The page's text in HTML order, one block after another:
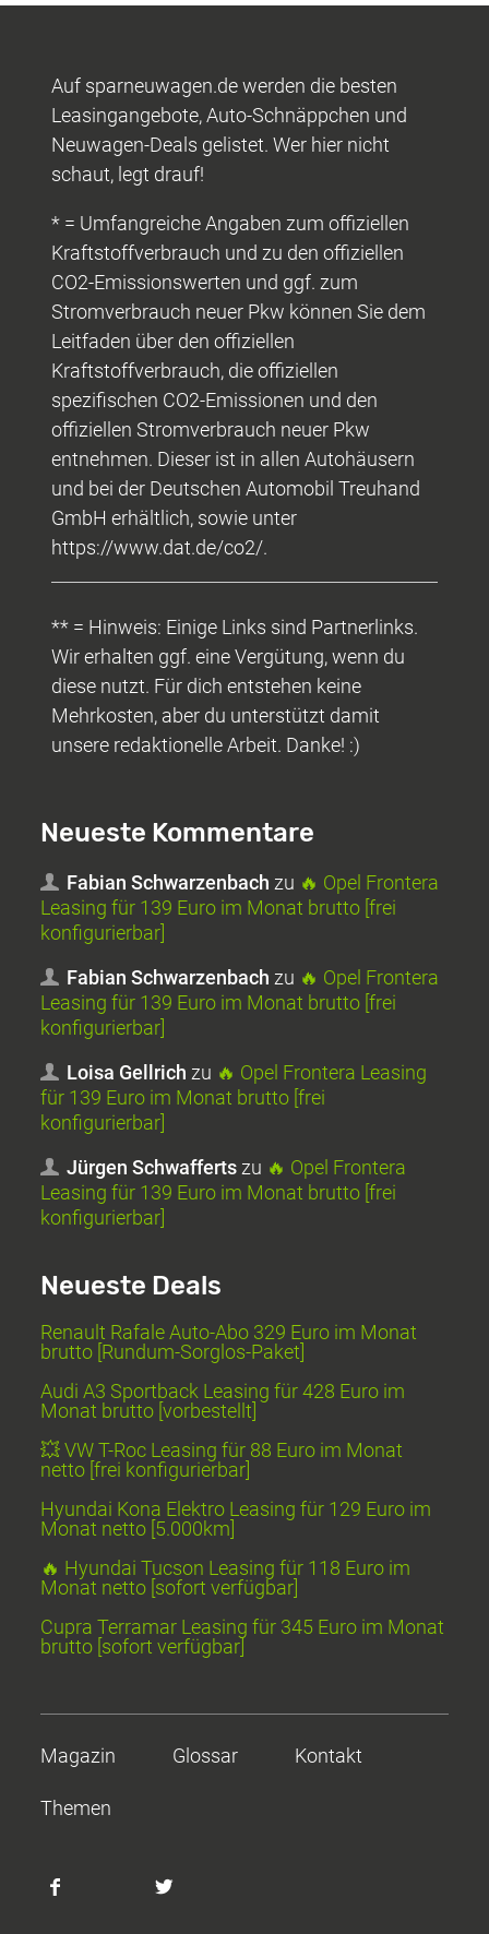
Auf sparneuwagen.de werden die besten
Leasingangebote, Auto-Schnäppchen und
Neuwagen-Deals gelistet. Wer hier nicht
schaut, legt drauf!
* = Umfangreiche Angaben zum offiziellen
Kraftstoffverbrauch und zu den offiziellen
CO2-Emissionswerten und ggf. zum
Stromverbrauch neuer Pkw können Sie dem
Leitfaden über den offiziellen
Kraftstoffverbrauch, die offiziellen
spezifischen CO2-Emissionen und den
offiziellen Stromverbrauch neuer Pkw
entnehmen. Dieser ist in allen Autohäusern
und bei der Deutschen Automobil Treuhand
GmbH erhältlich, sowie unter
https://www.dat.de/co2/.
** = Hinweis: Einige Links sind Partnerlinks.
Wir erhalten ggf. eine Vergütung, wenn du
diese nutzt. Für dich entstehen keine
Mehrkosten, aber du unterstützt damit
unsere redaktionelle Arbeit. Danke! :)
Neueste Kommentare
Fabian Schwarzenbach zu 🔥 Opel Frontera
Leasing für 139 Euro im Monat brutto [frei
konfigurierbar]
Fabian Schwarzenbach zu 🔥 Opel Frontera
Leasing für 139 Euro im Monat brutto [frei
konfigurierbar]
Loisa Gellrich zu 🔥 Opel Frontera Leasing
für 139 Euro im Monat brutto [frei
konfigurierbar]
Jürgen Schwaffertszu 🔥 Opel Frontera
Leasing für 139 Euro im Monat brutto [frei
konfigurierbar]
Neueste Deals
Renault Rafale Auto-Abo 329 Euro im Monat
brutto [Rundum-Sorglos-Paket]
Audi A3 Sportback Leasing für 428 Euro im
Monat brutto [vorbestellt]
💥 VW T-Roc Leasing für 88 Euro im Monat
netto [frei konfigurierbar]
Hyundai Kona Elektro Leasing für 129 Euro im
Monat netto [5.000km]
🔥 Hyundai Tucson Leasing für 118 Euro im
Monat netto [sofort verfügbar]
Cupra Terramar Leasing für 345 Euro im Monat
brutto [sofort verfügbar]
Magazin Glossar Kontakt
Themen